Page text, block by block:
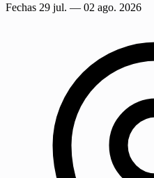
Fechas 29 jul. — 02 ago. 2026